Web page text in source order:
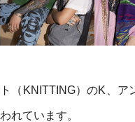
ト（KNITTING）のK、
われています。